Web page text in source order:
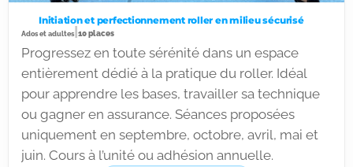
Initiation et perfectionnement roller en milieu sécurisé
Ados et adultes| 10 places
Progressez en toute sérénité dans un espace
entièrement dédié à la pratique du roller. Idéal
pour apprendre les bases, travailler sa technique
ou gagner en assurance. Séances proposées
uniquement en septembre, octobre, avril, mai et
juin. Cours à l’unité ou adhésion annuelle.